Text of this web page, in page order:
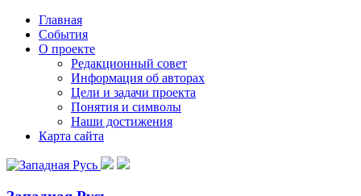
Главная
События
О проекте
Редакционный совет
Информация об авторах
Цели и задачи проекта
Понятия и символы
Наши достижения
Карта сайта